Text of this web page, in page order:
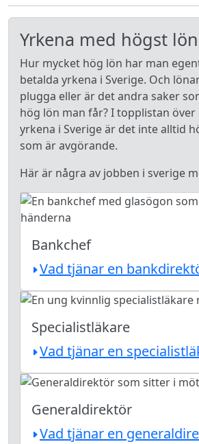
Yrkena med högst
Hur mycket hög lön har man
betalda yrkena i Sverige. Och
plugga eller är det andra saker
hög lön man får? I topplistan
yrkena i Sverige är det inte alltid
som är avgörande.
Här är några av jobben i sverige
Bankchef
Vad tjänar en
Specialistläkare
Vad tjänar en
Generaldirektör
Vad tjänar en